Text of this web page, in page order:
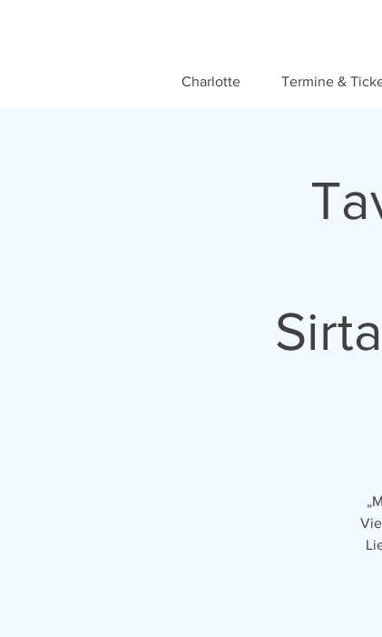
Charlotte Termine &